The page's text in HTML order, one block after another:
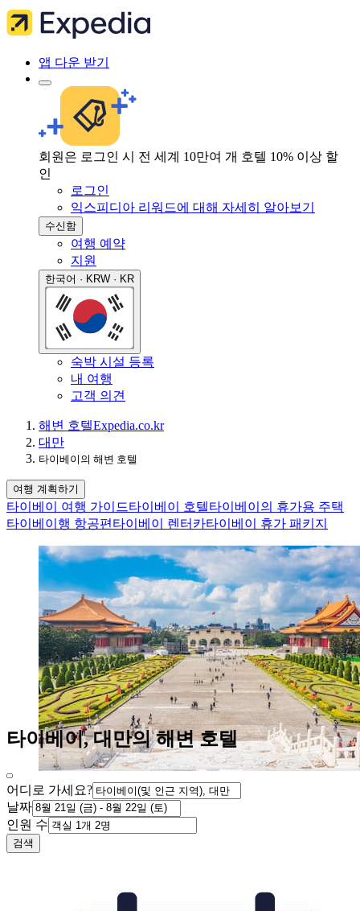
앱 다운 받기
회원은 로그인 시 전 세계 10만여 개 호텔 10% 이상 할
인
로그인
익스피디아 리워드에 대해 자세히 알아보기
수신함
여행 예약
지원
한국어 · KRW · KR
숙박 시설 등록
내 여행
고객 의견
해변 호텔Expedia.co.kr
대만
타이베이의 해변 호텔
여행 계획하기
타이베이 여행 가이드타이베이 호텔타이베이의 휴가용 주택
타이베이행 항공편 타이베이 렌터카타이베이 휴가 패키지
타이베이, 대만의 해변 호텔
어디로 가세요?
날짜
인원 수
검색